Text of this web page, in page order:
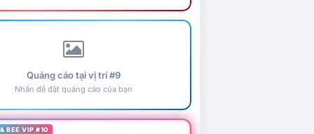
Quảng cáo tại vị trí #9
Nhấn để đặt quảng cáo của bạn
BEE VIP #10